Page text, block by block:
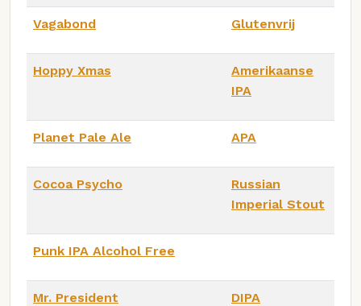
Vagabond Glutenvrij
Hoppy Xmas
Amerikaanse
IPA
Planet Pale Ale APA
Cocoa Psycho
Russian
Imperial Stout
Punk IPA Alcohol Free
Mr. President DIPA